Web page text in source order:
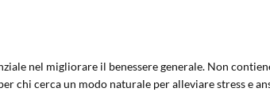
nel migliorare il benessere generale. Non
cerca un modo naturale per alleviare stress e